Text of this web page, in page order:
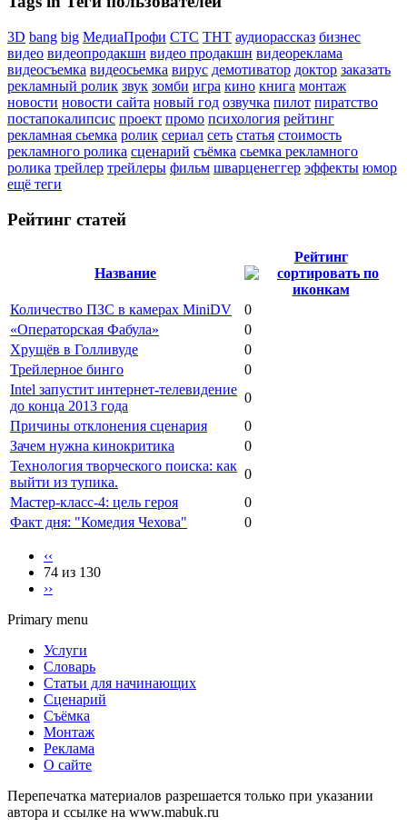
3D bang big МедиаПрофи СТС ТНТ аудиорассказ бизнес
видео видеопродакшн видео продакшн видеореклама
видеосъемка видеосьемка вирус демотиватор доктор заказать
рекламный ролик звук зомби игра кино книга монтаж
новости новости сайта новый год озвучка пилот пиратство
постапокалипсис проект промо психология рейтинг
рекламная сьемка ролик сериал сеть статья стоимость
рекламного ролика сценарий съёмка сьемка рекламного
ролика трейлер трейлеры фильм шварценеггер эффекты юмор
ещё теги
Рейтинг статей
Название
Рейтинг
Количество ПЗС в камерах MiniDV
0
«Операторская Фабула»
0
Хрущёв в Голливуде
0
Трейлерное бинго
0
Intel запустит интернет-телевидение
до конца 2013 года
0
Причины отклонения сценария
0
Зачем нужна кинокритика
0
Технология творческого поиска: как
выйти из тупика.
0
Мастер-класс-4: цель героя
0
Факт дня: "Комедия Чехова"
0
‹‹
74 из 130
››
Primary menu
Услуги
Словарь
Статьи для начинающих
Сценарий
Съёмка
Монтаж
Реклама
О сайте
Перепечатка материалов разрешается только при указании
автора и ссылке на www.mabuk.ru